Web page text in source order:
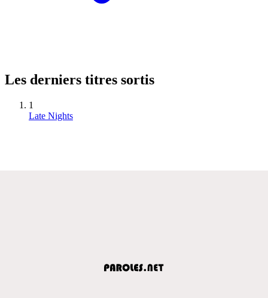
Les derniers titres sortis
1
Late Nights